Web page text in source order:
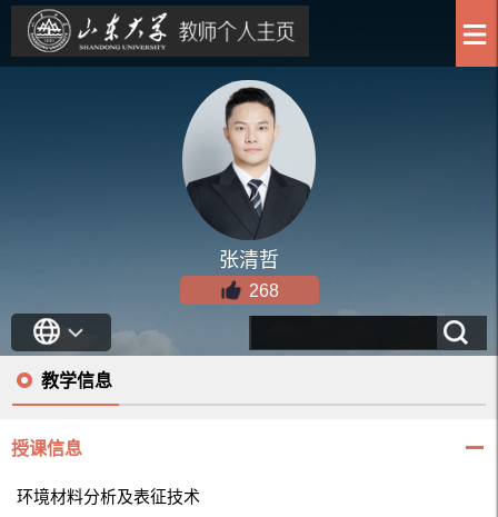
张清哲
268
教学信息
授课信息
环境材料分析及表征技术